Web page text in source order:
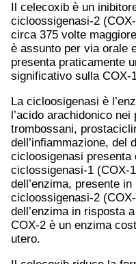
Il celecoxib è un
cicloossigenasi-2
circa 375 volte
è assunto per via orale
presenta praticamente
significativo sulla COX-
La cicloosigenasi è
l’acido arachidonico
trombossani,
dell’infiammazione, del
cicloosigenasi presenta
ciclossigenasi-1 (COX-
dell’enzima, presente
cicloossigenasi-2
dell’enzima in risposta
COX-2 è un enzima
utero.